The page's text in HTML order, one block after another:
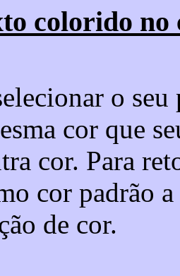
colorido no
o
cor que
cor. Para
cor padrão
de cor.